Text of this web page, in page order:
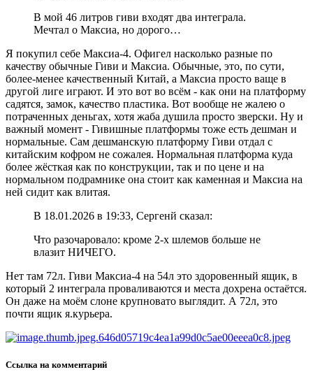
В мой 46 литров гиви входят два интеграла.
Мечтал о Максиа, но дорого…
Я покупил себе Максиа-4. Офигел насколько разные по
качеству обычные Гиви и Максиа. Обычные, это, по сути,
более-менее качественный Китай, а Максиа просто ваще в
другой лиге играют. И это вот во всём - как они на платформу
садятся, замок, качество пластика. Вот вообще не жалею о
потраченных деньгах, хотя жаба душила просто зверски. Ну и
важный момент - Гивишные платформы тоже есть дешман и
нормальные. Сам дешманскую платформу Гиви отдал с
китайским кофром не сожалея. Нормальная платформа куда
более жёсткая как по конструкции, так и по цене и на
нормальном подрамнике она стоит как каменная и Максиа на
ней сидит как влитая.
В 18.01.2026 в 19:33, Сергенй сказал:
Что разочаровало: кроме 2-х шлемов больше не
влазит НИЧЕГО.
Нет там 72л. Гиви Максиа-4 на 54л это здоровенный ящик, в
который 2 интеграла проваливаются и места дохрена остаётся.
Он даже на моём слоне крупновато выглядит. А 72л, это
почти ящик я.курьера.
Ссылка на комментарий